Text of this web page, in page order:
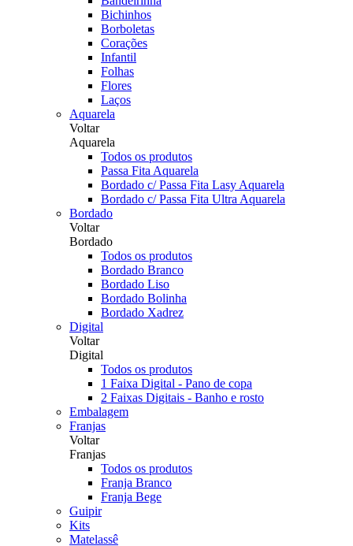
Bichinhos
Borboletas
Corações
Infantil
Folhas
Flores
Laços
Aquarela
Voltar
Aquarela
Todos os produtos
Passa Fita Aquarela
Bordado c/ Passa Fita Lasy Aquarela
Bordado c/ Passa Fita Ultra Aquarela
Bordado
Voltar
Bordado
Todos os produtos
Bordado Branco
Bordado Liso
Bordado Bolinha
Bordado Xadrez
Digital
Voltar
Digital
Todos os produtos
1 Faixa Digital - Pano de copa
2 Faixas Digitais - Banho e rosto
Embalagem
Franjas
Voltar
Franjas
Todos os produtos
Franja Branco
Franja Bege
Guipir
Kits
Matelassê